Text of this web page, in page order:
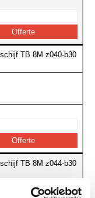
TB 8M z040-b30
TB 8M z044-b30